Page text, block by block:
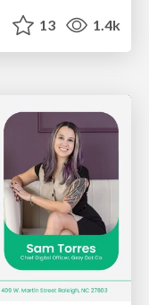
13 1.4k